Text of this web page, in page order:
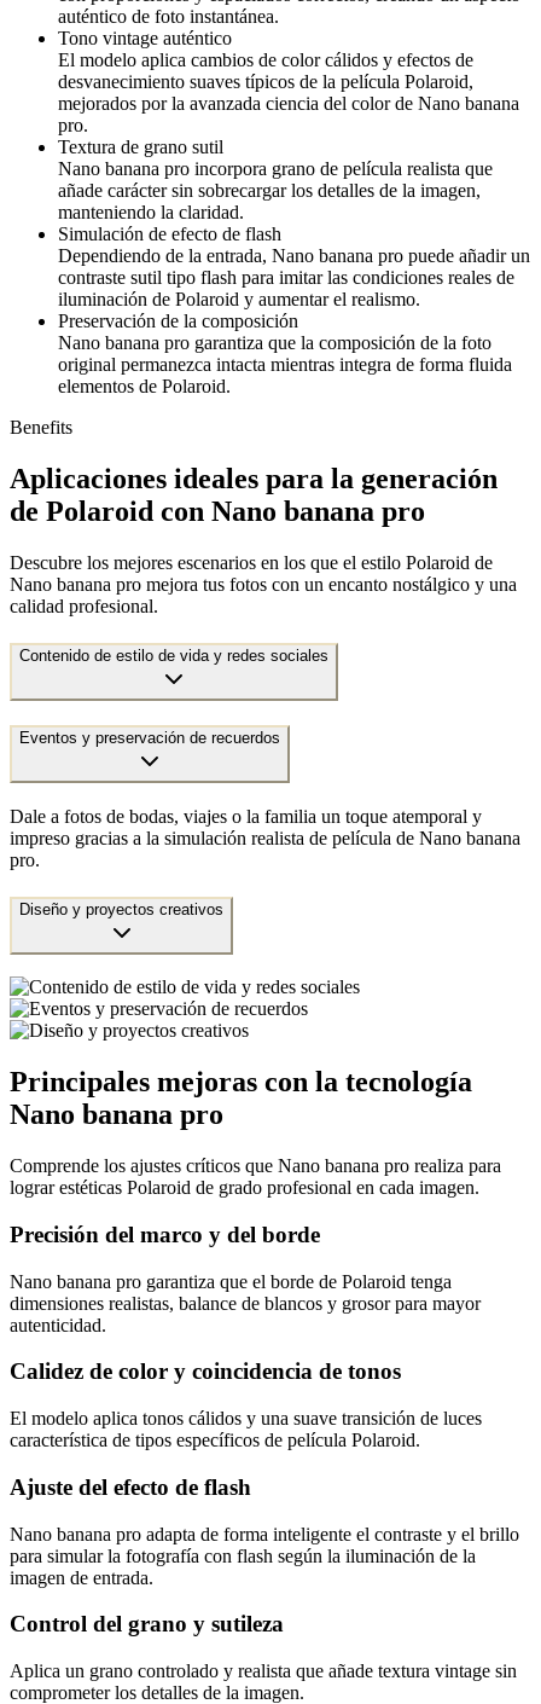
auténtico de foto instantánea.
Tono vintage auténtico
El modelo aplica cambios de color cálidos y efectos de
desvanecimiento suaves típicos de la película Polaroid,
mejorados por la avanzada ciencia del color de Nano banana
pro.
Textura de grano sutil
Nano banana pro incorpora grano de película realista que
añade carácter sin sobrecargar los detalles de la imagen,
manteniendo la claridad.
Simulación de efecto de flash
Dependiendo de la entrada, Nano banana pro puede añadir un
contraste sutil tipo flash para imitar las condiciones reales de
iluminación de Polaroid y aumentar el realismo.
Preservación de la composición
Nano banana pro garantiza que la composición de la foto
original permanezca intacta mientras integra de forma fluida
elementos de Polaroid.
Benefits
Aplicaciones ideales para la generación
de Polaroid con Nano banana pro
Descubre los mejores escenarios en los que el estilo Polaroid de
Nano banana pro mejora tus fotos con un encanto nostálgico y una
calidad profesional.
Contenido de estilo de vida y redes sociales
Eventos y preservación de recuerdos
Dale a fotos de bodas, viajes o la familia un toque atemporal y
impreso gracias a la simulación realista de película de Nano banana
pro.
Diseño y proyectos creativos
Principales mejoras con la tecnología
Nano banana pro
Comprende los ajustes críticos que Nano banana pro realiza para
lograr estéticas Polaroid de grado profesional en cada imagen.
Precisión del marco y del borde
Nano banana pro garantiza que el borde de Polaroid tenga
dimensiones realistas, balance de blancos y grosor para mayor
autenticidad.
Calidez de color y coincidencia de tonos
El modelo aplica tonos cálidos y una suave transición de luces
característica de tipos específicos de película Polaroid.
Ajuste del efecto de flash
Nano banana pro adapta de forma inteligente el contraste y el brillo
para simular la fotografía con flash según la iluminación de la
imagen de entrada.
Control del grano y sutileza
Aplica un grano controlado y realista que añade textura vintage sin
comprometer los detalles de la imagen.